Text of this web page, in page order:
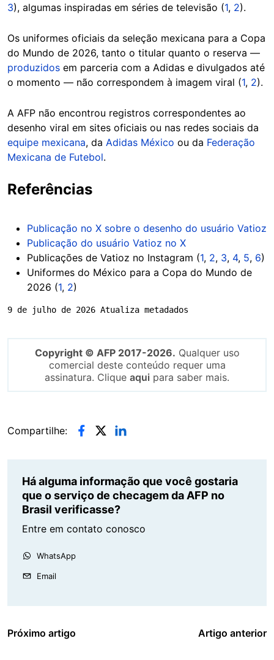
3), algumas inspiradas em séries de televisão (1, 2).
Os uniformes oficiais da seleção mexicana para a Copa
do Mundo de 2026, tanto o titular quanto o reserva —
produzidos em parceria com a Adidas e divulgados até
o momento — não correspondem à imagem viral (1, 2).
A AFP não encontrou registros correspondentes ao
desenho viral em sites oficiais ou nas redes sociais da
equipe mexicana, da Adidas México ou da Federação
Mexicana de Futebol.
Referências
Publicação no X sobre o desenho do usuário Vatioz
Publicação do usuário Vatioz no X
Publicações de Vatioz no Instagram (1, 2, 3, 4, 5, 6)
Uniformes do México para a Copa do Mundo de
2026 (1, 2)
9 de julho de 2026 Atualiza metadados
Copyright © AFP 2017-2026. Qualquer uso
comercial deste conteúdo requer uma
assinatura. Clique aqui para saber mais.
Compartilhe:
Há alguma informação que você gostaria
que o serviço de checagem da AFP no
Brasil verificasse?
Entre em contato conosco
WhatsApp
Email
Próximo artigo Artigo anterior